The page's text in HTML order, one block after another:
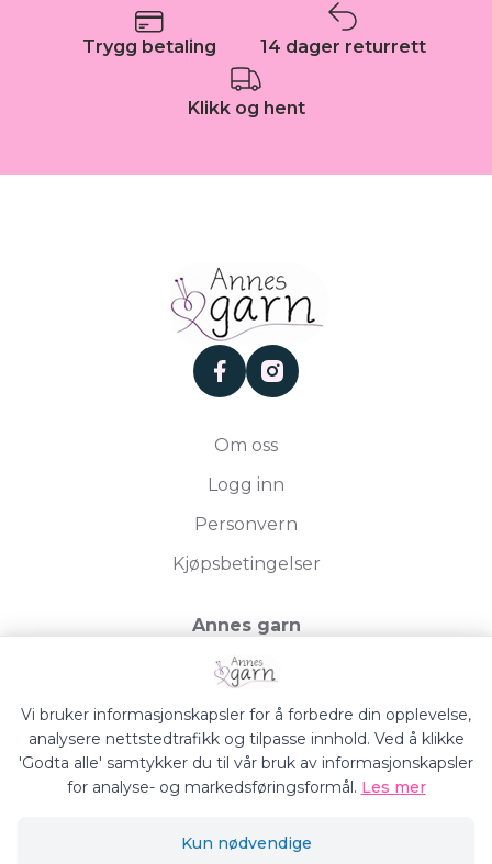
Trygg betaling 14 dager returrett
Klikk og hent
facebookinstagram
Om oss
Logg inn
Personvern
Kjøpsbetingelser
Annes garn
Storgata 19, 2750 Gran
Org.nr. 994050613
Vi bruker informasjonskapsler for å forbedre din opplevelse,
analysere nettstedtrafikk og tilpasse innhold. Ved å klikke
'Godta alle' samtykker du til vår bruk av informasjonskapsler
for analyse- og markedsføringsformål. Les mer
Kun nødvendige